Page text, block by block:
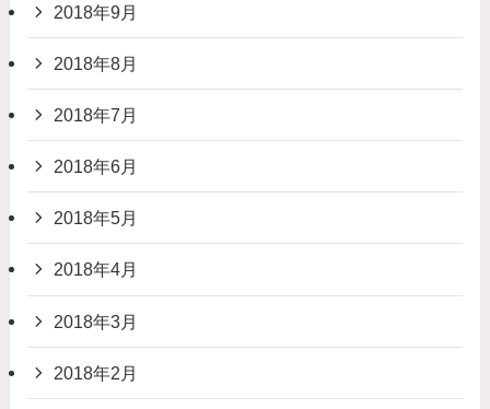
2018年9月
2018年8月
2018年7月
2018年6月
2018年5月
2018年4月
2018年3月
2018年2月